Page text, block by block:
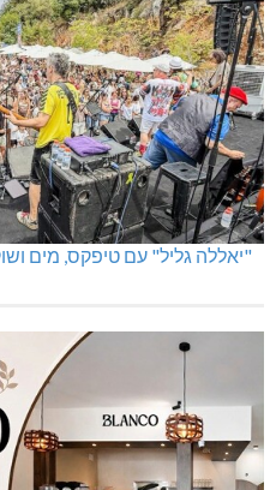
פלילים בגליל המערבי